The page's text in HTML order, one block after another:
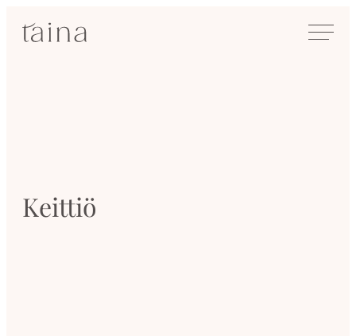
suoraan
SisustusTaina
Keittiö